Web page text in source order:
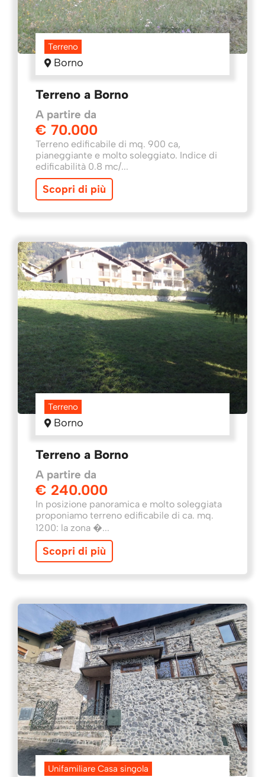
News
Terreno
Borno
Terreno a Borno
A partire da
€ 70.000
Terreno edificabile di mq. 900 ca,
pianeggiante e molto soleggiato. Indice di
edificabilità 0.8 mc/...
Scopri di più
Terreno
Borno
Terreno a Borno
A partire da
€ 240.000
In posizione panoramica e molto soleggiata
proponiamo terreno edificabile di ca. mq.
1200: la zona �...
Scopri di più
Unifamiliare Casa singola